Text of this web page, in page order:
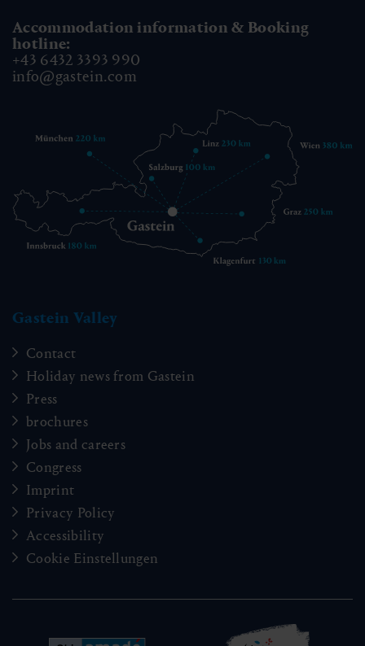
Accommodation information & Booking
hotline:
+43 6432 3393 990
info@gastein.com
Gastein Valley
Contact
Holiday news from Gastein
Press
brochures
Jobs and careers
Congress
Imprint
Privacy Policy
Accessibility
Cookie Einstellungen